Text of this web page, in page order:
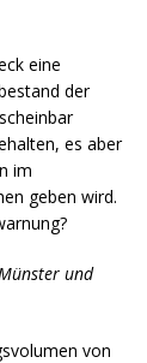
eine
der
es aber
im
geben wird.
und
von